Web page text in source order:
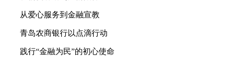
从爱心服务到金融宣教
青岛农商银行以点滴行动
践行“金融为民”的初心使命